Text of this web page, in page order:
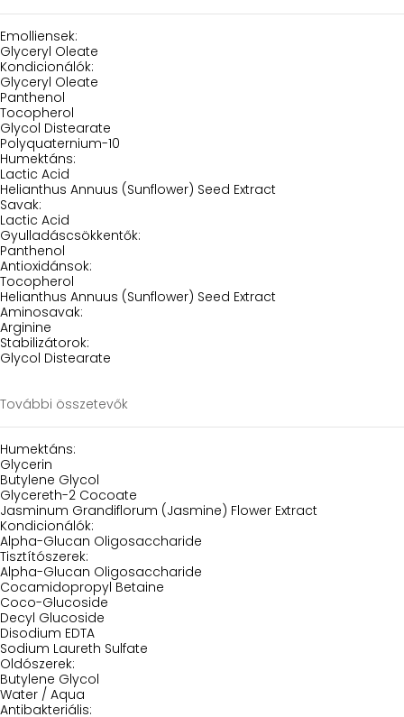
Emolliensek:
Glyceryl Oleate
Kondicionálók:
Glyceryl Oleate
Panthenol
Tocopherol
Glycol Distearate
Polyquaternium-10
Humektáns:
Lactic Acid
Helianthus Annuus (Sunflower) Seed Extract
Savak:
Lactic Acid
Gyulladáscsökkentők:
Panthenol
Antioxidánsok:
Tocopherol
Helianthus Annuus (Sunflower) Seed Extract
Aminosavak:
Arginine
Stabilizátorok:
Glycol Distearate
További összetevők
Humektáns:
Glycerin
Butylene Glycol
Glycereth-2 Cocoate
Jasminum Grandiflorum (Jasmine) Flower Extract
Kondicionálók:
Alpha-Glucan Oligosaccharide
Tisztítószerek:
Alpha-Glucan Oligosaccharide
Cocamidopropyl Betaine
Coco-Glucoside
Decyl Glucoside
Disodium EDTA
Sodium Laureth Sulfate
Oldószerek:
Butylene Glycol
Water / Aqua
Antibakteriális: